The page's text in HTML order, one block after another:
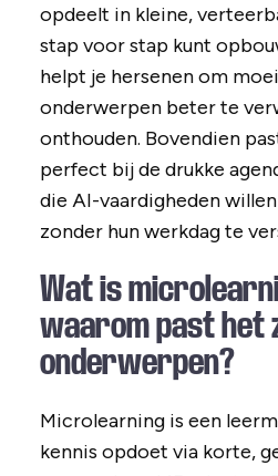
opdeelt in kleine,
stap voor stap kunt
helpt je hersenen om
onderwerpen beter te
onthouden. Bovendien
perfect bij de drukke
die AI-vaardigheden
zonder hun werkdag te
Wat is
waarom past het
onderwerpen?
Microlearning is een
kennis opdoet via korte,